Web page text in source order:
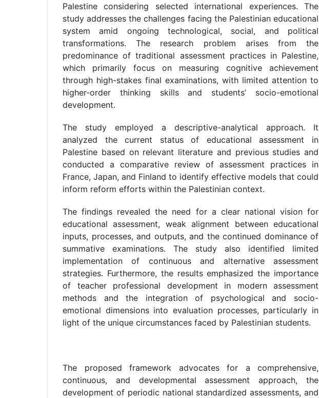
Palestine considering selected international experiences. The
study addresses the challenges facing the Palestinian educational
system amid ongoing technological, social, and political
transformations. The research problem arises from the
predominance of traditional assessment practices in Palestine,
which primarily focus on measuring cognitive achievement
through high-stakes final examinations, with limited attention to
higher-order thinking skills and students’ socio-emotional
development.
The study employed a descriptive-analytical approach. It
analyzed the current status of educational assessment in
Palestine based on relevant literature and previous studies and
conducted a comparative review of assessment practices in
France, Japan, and Finland to identify effective models that could
inform reform efforts within the Palestinian context.
The findings revealed the need for a clear national vision for
educational assessment, weak alignment between educational
inputs, processes, and outputs, and the continued dominance of
summative examinations. The study also identified limited
implementation of continuous and alternative assessment
strategies. Furthermore, the results emphasized the importance
of teacher professional development in modern assessment
methods and the integration of psychological and socio-
emotional dimensions into evaluation processes, particularly in
light of the unique circumstances faced by Palestinian students.
The proposed framework advocates for a comprehensive,
continuous, and developmental assessment approach, the
development of periodic national standardized assessments, and